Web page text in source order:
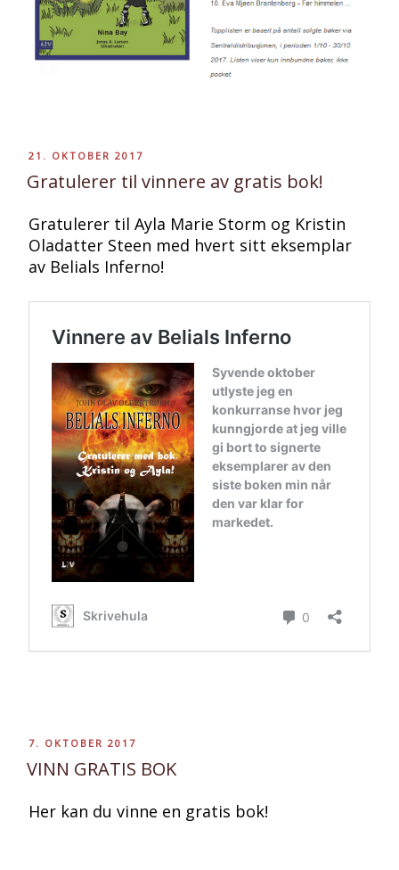
PUBLISERT
21. OKTOBER 2017
Gratulerer til vinnere av gratis bok!
Gratulerer til Ayla Marie Storm og Kristin
Oladatter Steen med hvert sitt eksemplar
av Belials Inferno!
PUBLISERT
7. OKTOBER 2017
VINN GRATIS BOK
Her kan du vinne en gratis bok!